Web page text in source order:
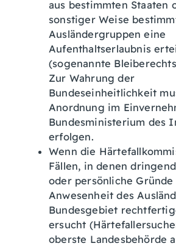
aus bestimmten Staaten
sonstiger Weise
Ausländergruppen eine
Aufenthaltserlaubnis
(sogenannte
Zur Wahrung der
Bundeseinheitlichkeit
Anordnung im
Bundesministerium des
erfolgen.
Wenn die
Fällen, in denen
oder persönliche
Anwesenheit des
Bundesgebiet
ersucht
oberste Landesbehörde